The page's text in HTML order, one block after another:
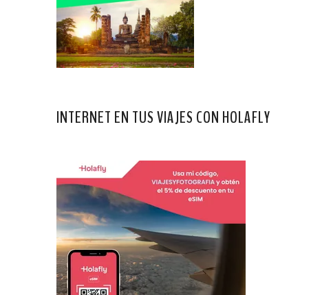
INTERNET EN TUS VIAJES CON HOLAFLY